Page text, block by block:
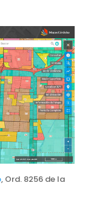
, Ord. 8256 de la